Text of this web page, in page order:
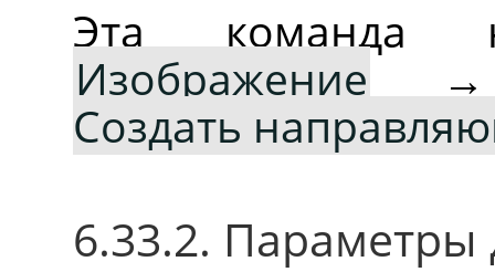
Эта команда
Изображение
Создать
6.33.2. Параметры